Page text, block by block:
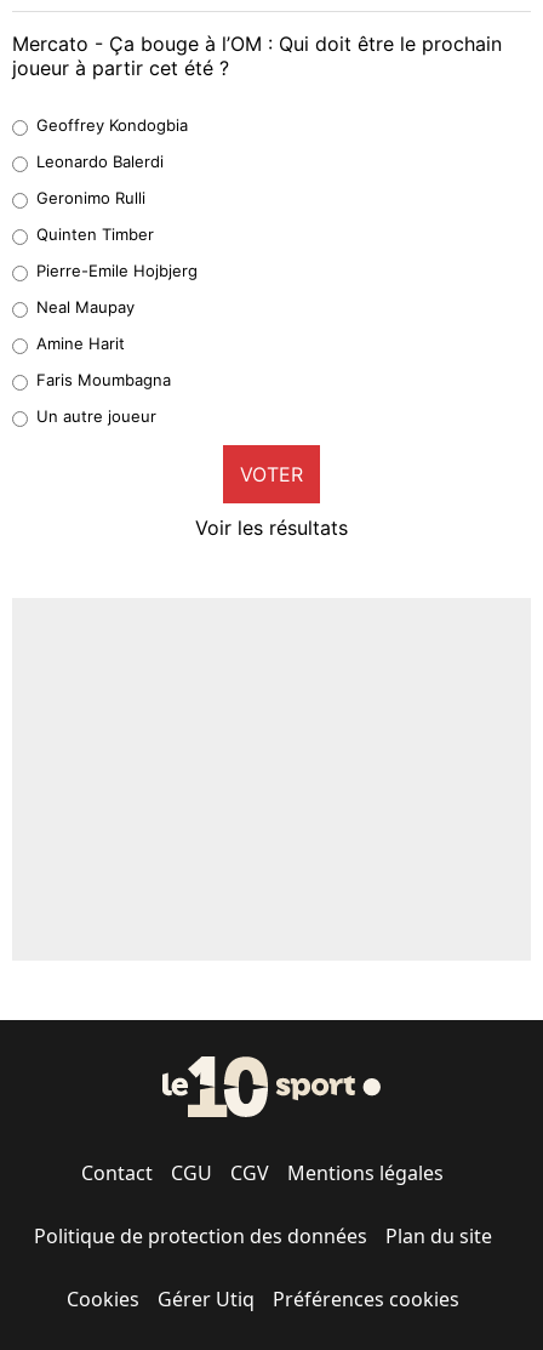
Mercato - Ça bouge à l’OM : Qui doit être le prochain
joueur à partir cet été ?
38%
32%
5%
1%
9%
Geoffrey Kondogbia
Leonardo Balerdi
Geronimo Rulli
Quinten Timber
Pierre-Emile Hojbjerg
Neal Maupay
Amine Harit
Faris Moumbagna
Un autre joueur
VOTER
Voir les résultats
Contact CGU CGV Mentions légales
Politique de protection des données Plan du site
Cookies Gérer Utiq Préférences cookies